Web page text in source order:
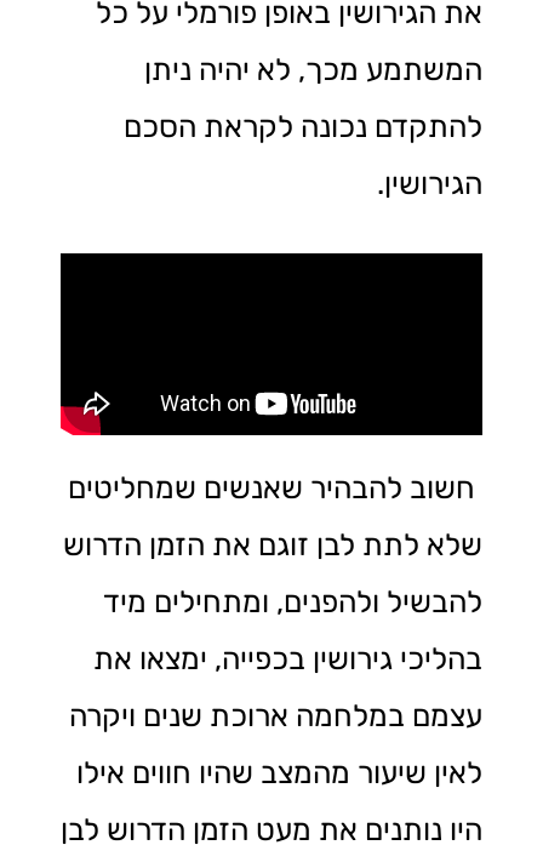
את הגירושין באופן פורמלי על כל
המשתמע מכך, לא יהיה ניתן
להתקדם נכונה לקראת הסכם
הגירושין.
חשוב להבהיר שאנשים שמחליטים
שלא לתת לבן זוגם את הזמן הדרוש
להבשיל ולהפנים, ומתחילים מיד
בהליכי גירושין בכפייה, ימצאו את
עצמם במלחמה ארוכת שנים ויקרה
לאין שיעור מהמצב שהיו חווים אילו
היו נותנים את מעט הזמן הדרוש לבן